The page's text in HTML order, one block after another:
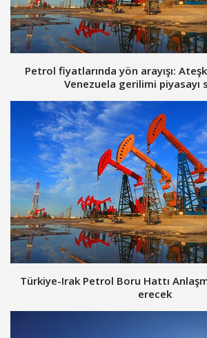
Petrol fiyatlarında yön arayışı:
Venezuela gerilimi piyasayı
Türkiye-Irak Petrol Boru Hattı
erecek